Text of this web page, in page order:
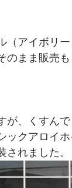
アイボリー
のまま販売
、くすんで
ックアロイ
されました。